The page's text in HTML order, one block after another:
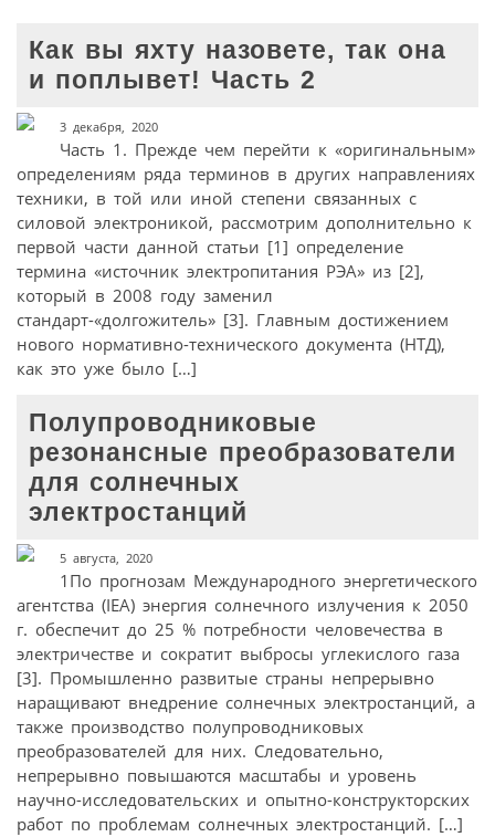
Как вы яхту назовете, так она
и поплывет! Часть 2
3 декабря, 2020
Часть 1. Прежде чем перейти к «оригинальным»
определениям ряда терминов в других направлениях
техники, в той или иной степени связанных с
силовой электроникой, рассмотрим дополнительно к
первой части данной статьи [1] определение
термина «источник электропитания РЭА» из [2],
который в 2008 году заменил
стандарт-«долгожитель» [3]. Главным достижением
нового нормативно-технического документа (НТД),
как это уже было […]
Полупроводниковые
резонансные преобразователи
для солнечных
электростанций
5 августа, 2020
1По прогнозам Международного энергетического
агентства (IEA) энергия солнечного излучения к 2050
г. обеспечит до 25 % потребности человечества в
электричестве и сократит выбросы углекислого газа
[3]. Промышленно развитые страны непрерывно
наращивают внедрение солнечных электростанций, а
также производство полупроводниковых
преобразователей для них. Следовательно,
непрерывно повышаются масштабы и уровень
научно-исследовательских и опытно-конструкторских
работ по проблемам солнечных электростанций. […]